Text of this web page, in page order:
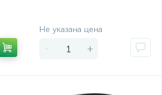
Не указана цена
- +